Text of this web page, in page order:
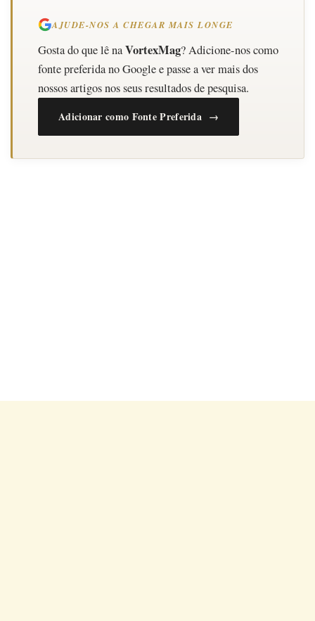
AJUDE-NOS A CHEGAR MAIS LONGE
Gosta do que lê naVortexMag? Adicione-nos como
fonte preferida no Google e passe a ver mais dos
nossos artigos nos seus resultados de pesquisa.
Adicionar como Fonte Preferida →